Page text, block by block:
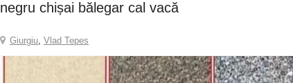
negru chișai bălegar cal vacă
Giurgiu, Vlad Tepes